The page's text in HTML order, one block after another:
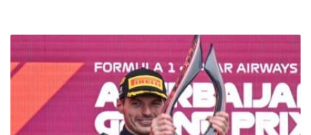
en
segunda
victoria